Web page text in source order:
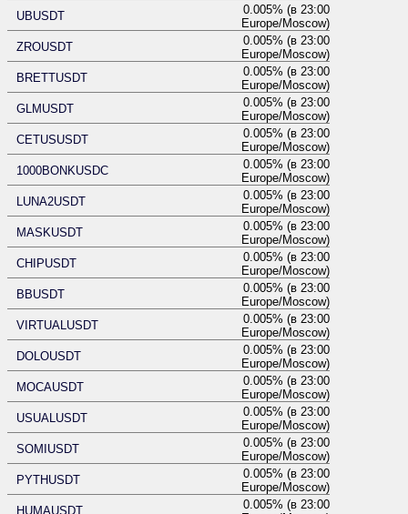
UBUSDT
0.005% (в 23:00
Europe/Moscow)
ZROUSDT
0.005% (в 23:00
Europe/Moscow)
BRETTUSDT
0.005% (в 23:00
Europe/Moscow)
GLMUSDT
0.005% (в 23:00
Europe/Moscow)
CETUSUSDT
0.005% (в 23:00
Europe/Moscow)
1000BONKUSDC
0.005% (в 23:00
Europe/Moscow)
LUNA2USDT
0.005% (в 23:00
Europe/Moscow)
MASKUSDT
0.005% (в 23:00
Europe/Moscow)
CHIPUSDT
0.005% (в 23:00
Europe/Moscow)
BBUSDT
0.005% (в 23:00
Europe/Moscow)
VIRTUALUSDT
0.005% (в 23:00
Europe/Moscow)
DOLOUSDT
0.005% (в 23:00
Europe/Moscow)
MOCAUSDT
0.005% (в 23:00
Europe/Moscow)
USUALUSDT
0.005% (в 23:00
Europe/Moscow)
SOMIUSDT
0.005% (в 23:00
Europe/Moscow)
PYTHUSDT
0.005% (в 23:00
Europe/Moscow)
HUMAUSDT
0.005% (в 23:00